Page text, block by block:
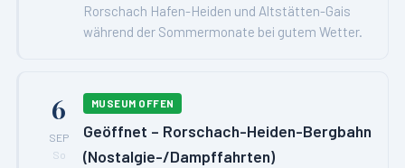
Rorschach Hafen-Heiden und Altstätten-Gais
während der Sommermonate bei gutem Wetter.
6
SEP
So
MUSEUM OFFEN
Geöffnet – Rorschach-Heiden-Bergbahn
(Nostalgie-/Dampffahrten)